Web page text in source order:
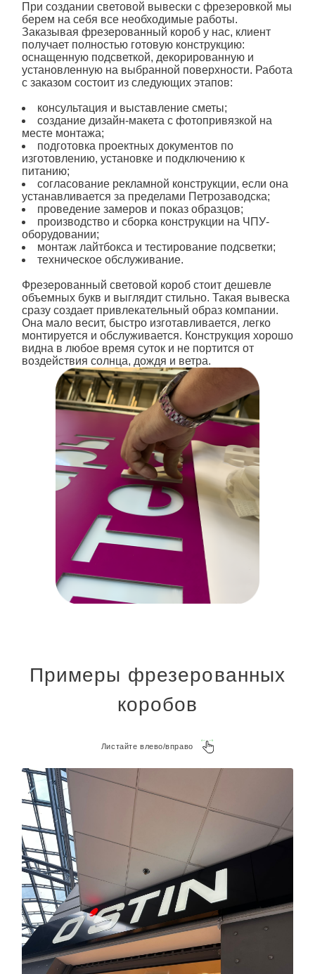
При создании световой вывески с фрезеровкой мы
берем на себя все необходимые работы.
Заказывая фрезерованный короб у нас, клиент
получает полностью готовую конструкцию:
оснащенную подсветкой, декорированную и
установленную на выбранной поверхности. Работа
с заказом состоит из следующих этапов:
консультация и выставление сметы;
создание дизайн-макета с фотопривязкой на
месте монтажа;
подготовка проектных документов по
изготовлению, установке и подключению к
питанию;
согласование рекламной конструкции, если она
устанавливается за пределами Петрозаводска;
проведение замеров и показ образцов;
производство и сборка конструкции на ЧПУ-
оборудовании;
монтаж лайтбокса и тестирование подсветки;
техническое обслуживание.
Фрезерованный световой коробстоит дешевле
объемных букв и выглядит стильно. Такая вывеска
сразу создает привлекательный образ компании.
Она мало весит, быстро изготавливается, легко
монтируется и обслуживается. Конструкция хорошо
видна в любое время суток и не портится от
воздействия солнца, дождя и ветра.
Примеры фрезерованных
коробов
Листайте влево/вправо